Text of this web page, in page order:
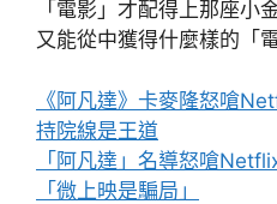
「電影」才配得上那座小
又能從中獲得什麼樣的「
《阿凡達》卡麥隆怒嗆
持院線是王道
「阿凡達」名導怒嗆
「微上映是騙局」